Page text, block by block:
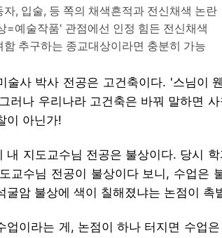
자, 입술, 등 쪽의 채색흔적과 전신채색 논란
=예술작품' 관점에선 인정 힘든 전신채색
함 추구하는 종교대상이라면 충분히 가능
술사 박사 전공은 고건축이다. '스님이
러나 우리나라 고건축은 바꿔 말하면
이 아닌가!
내 지도교수님 전공은 불상이다. 당시
교수님 전공이 불상이다 보니, 수업은
굴암 불상에 색이 칠해졌냐는 논점이 촉
업이라는 게, 논점이 하나 터지면 수업